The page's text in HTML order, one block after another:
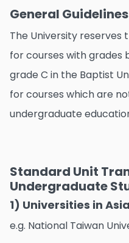
General
The University
for courses with grades
grade C in the Baptist
for courses which are
undergraduate
Standard Unit
Undergraduate
1) Universities in
e.g. National Taiwan